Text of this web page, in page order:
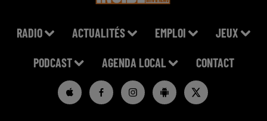
RADIO ACTUALITÉS EMPLOI JEUX
PODCAST AGENDA LOCAL CONTACT